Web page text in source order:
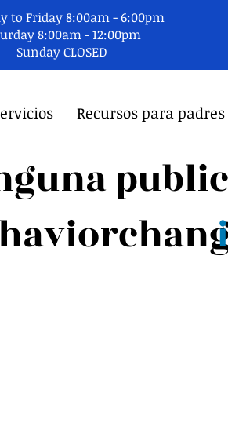
to Friday 8:00am - 6:00pm
8:00am - 12:00pm
Sunday CLOSED
Recursos para padres